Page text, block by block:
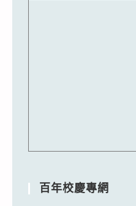
百年校慶專網